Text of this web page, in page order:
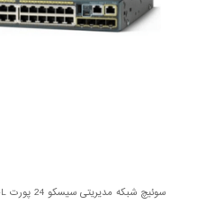
سوئیچ شبکه مدیریتی سیسکو 24 پورت WS-C2960X-24PS-L